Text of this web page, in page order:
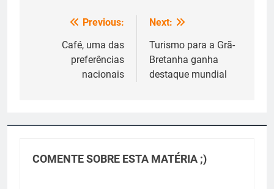
Navegação
Previous:
Café, uma das
preferências
nacionais
Next:
Turismo para a Grã-
Bretanha ganha
destaque mundial
COMENTE SOBRE ESTA MATÉRIA ;)